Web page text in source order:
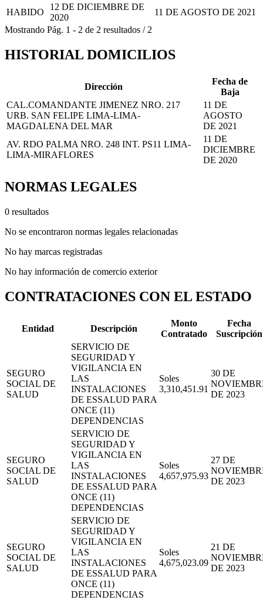
HABIDO
12 DE DICIEMBRE DE
2020
11 DE AGOSTO DE 2021
Mostrando Pág. 1 - 2 de 2 resultados / 2
HISTORIAL DOMICILIOS
Dirección
Fecha de
Baja
CAL.COMANDANTE JIMENEZ NRO. 217
URB. SAN FELIPE LIMA-LIMA-
MAGDALENA DEL MAR
11 DE
AGOSTO
DE 2021
AV. RDO PALMA NRO. 248 INT. PS11 LIMA-
LIMA-MIRAFLORES
11 DE
DICIEMBRE
DE 2020
NORMAS LEGALES
0 resultados
No se encontraron normas legales relacionadas
No hay marcas registradas
No hay información de comercio exterior
CONTRATACIONES CON EL ESTADO
Entidad Descripción
Monto
Contratado
Fecha
Suscripción
SEGURO
SOCIAL DE
SALUD
SERVICIO DE
SEGURIDAD Y
VIGILANCIA EN
LAS
INSTALACIONES
DE ESSALUD PARA
ONCE (11)
DEPENDENCIAS
Soles
3,310,451.91
30 DE
DE 2023
SEGURO
SOCIAL DE
SALUD
SERVICIO DE
SEGURIDAD Y
VIGILANCIA EN
LAS
INSTALACIONES
DE ESSALUD PARA
ONCE (11)
DEPENDENCIAS
Soles
4,657,975.93
27 DE
DE 2023
SEGURO
SOCIAL DE
SALUD
SERVICIO DE
SEGURIDAD Y
VIGILANCIA EN
LAS
INSTALACIONES
DE ESSALUD PARA
ONCE (11)
DEPENDENCIAS
Soles
4,675,023.09
21 DE
DE 2023